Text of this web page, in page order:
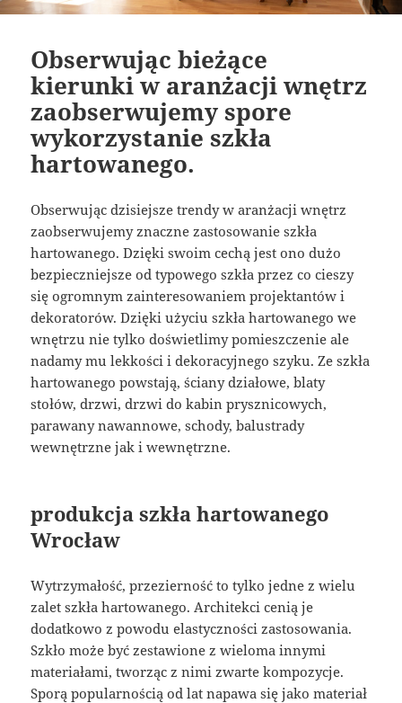
Obserwując bieżące
kierunki w aranżacji wnętrz
zaobserwujemy spore
wykorzystanie szkła
hartowanego.
Obserwując dzisiejsze trendy w aranżacji wnętrz
zaobserwujemy znaczne zastosowanie szkła
hartowanego. Dzięki swoim cechą jest ono dużo
bezpieczniejsze od typowego szkła przez co cieszy
się ogromnym zainteresowaniem projektantów i
dekoratorów. Dzięki użyciu szkła hartowanego we
wnętrzu nie tylko doświetlimy pomieszczenie ale
nadamy mu lekkości i dekoracyjnego szyku. Ze szkła
hartowanego powstają, ściany działowe, blaty
stołów, drzwi, drzwi do kabin prysznicowych,
parawany nawannowe, schody, balustrady
wewnętrzne jak i wewnętrzne.
produkcja szkła hartowanego
Wrocław
Wytrzymałość, przezierność to tylko jedne z wielu
zalet szkła hartowanego. Architekci cenią je
dodatkowo z powodu elastyczności zastosowania.
Szkło może być zestawione z wieloma innymi
materiałami, tworząc z nimi zwarte kompozycje.
Sporą popularnością od lat napawa się jako materiał